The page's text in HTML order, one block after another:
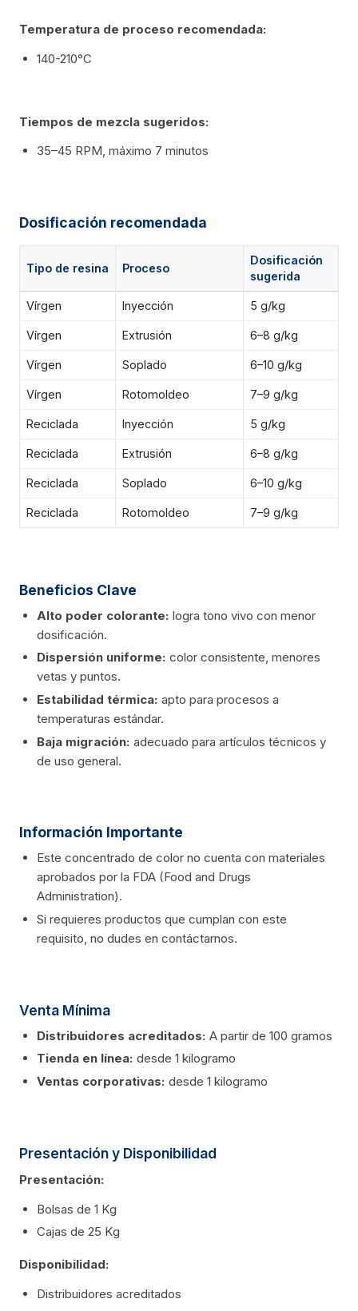
Temperatura de proceso recomendada:
140-210°C
Tiempos de mezcla sugeridos:
35–45 RPM, máximo 7 minutos
Dosificación recomendada
Tipo de resina Proceso
Dosificación
sugerida
Vírgen Inyección 5 g/kg
Vírgen Extrusión 6–8 g/kg
Vírgen Soplado 6–10 g/kg
Vírgen Rotomoldeo 7–9 g/kg
Reciclada Inyección 5 g/kg
Reciclada Extrusión 6–8 g/kg
Reciclada Soplado 6–10 g/kg
Reciclada Rotomoldeo 7–9 g/kg
Beneficios Clave
Alto poder colorante: logra tono vivo con menor
dosificación.
Dispersión uniforme: color consistente, menores
vetas y puntos.
Estabilidad térmica: apto para procesos a
temperaturas estándar.
Baja migración: adecuado para artículos técnicos y
de uso general.
Información Importante
Este concentrado de color no cuenta con materiales
aprobados por la FDA (Food and Drugs
Administration).
Si requieres productos que cumplan con este
requisito, no dudes en contáctarnos.
Venta Mínima
Distribuidores acreditados: A partir de 100 gramos
Tienda en línea: desde 1 kilogramo
Ventas corporativas: desde 1 kilogramo
Presentación y Disponibilidad
Presentación:
Bolsas de 1 Kg
Cajas de 25 Kg
Disponibilidad:
Distribuidores acreditados